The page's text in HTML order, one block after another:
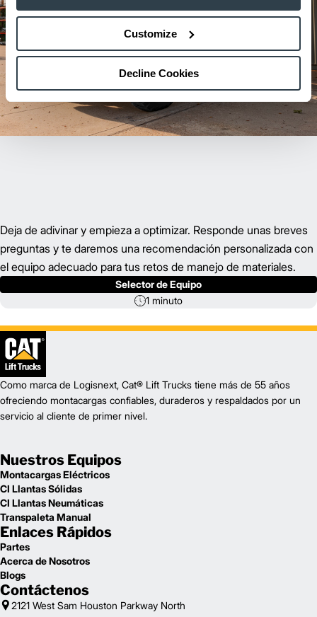
Customize
Decline Cookies
Deja de adivinar y empieza a optimizar. Responde unas breves
preguntas y te daremos una recomendación personalizada con
el equipo adecuado para tus retos de manejo de materiales.
Selector de Equipo
1 minuto
Como marca de Logisnext, Cat® Lift Trucks tiene más de 55 años
ofreciendo montacargas confiables, duraderos y respaldados por un
servicio al cliente de primer nivel.
Nuestros Equipos
Montacargas Eléctricos
CI Llantas Sólidas
CI Llantas Neumáticas
Transpaleta Manual
Enlaces Rápidos
Partes
Acerca de Nosotros
Blogs
Contáctenos
2121 West Sam Houston Parkway North